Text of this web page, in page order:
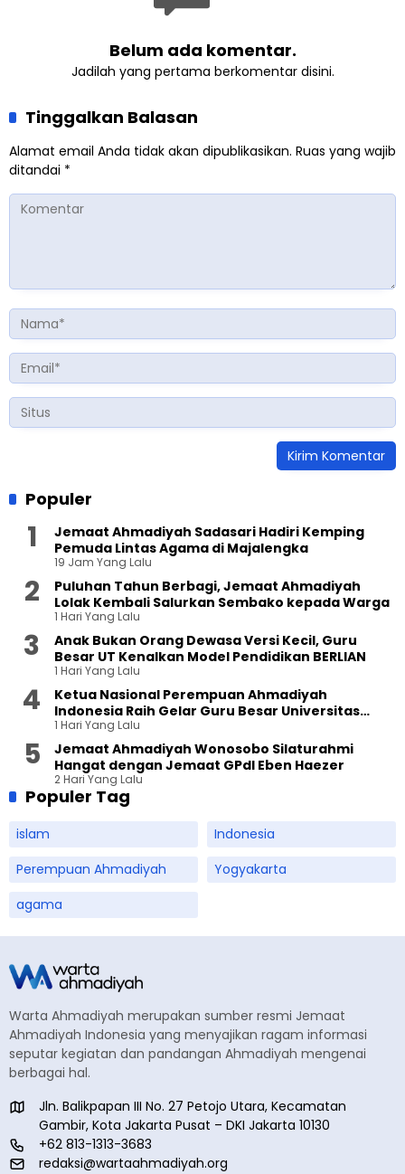
Belum ada komentar.
Jadilah yang pertama berkomentar disini.
Tinggalkan Balasan
Alamat email Anda tidak akan dipublikasikan. Ruas yang wajib
ditandai *
Populer
Jemaat Ahmadiyah Sadasari Hadiri Kemping
Pemuda Lintas Agama di Majalengka
19 Jam Yang Lalu
Puluhan Tahun Berbagi, Jemaat Ahmadiyah
Lolak Kembali Salurkan Sembako kepada Warga
1 Hari Yang Lalu
Anak Bukan Orang Dewasa Versi Kecil, Guru
Besar UT Kenalkan Model Pendidikan BERLIAN
1 Hari Yang Lalu
Ketua Nasional Perempuan Ahmadiyah
Indonesia Raih Gelar Guru Besar Universitas
Terbuka
1 Hari Yang Lalu
Jemaat Ahmadiyah Wonosobo Silaturahmi
Hangat dengan Jemaat GPdI Eben Haezer
2 Hari Yang Lalu
Populer Tag
islam
Indonesia
Perempuan Ahmadiyah
Yogyakarta
agama
Warta Ahmadiyah merupakan sumber resmi Jemaat
Ahmadiyah Indonesia yang menyajikan ragam informasi
seputar kegiatan dan pandangan Ahmadiyah mengenai
berbagai hal.
Jln. Balikpapan III No. 27 Petojo Utara, Kecamatan
Gambir, Kota Jakarta Pusat – DKI Jakarta 10130
+62 813-1313-3683
redaksi@wartaahmadiyah.org